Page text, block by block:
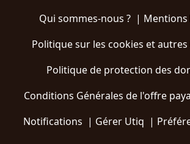
Qui sommes-nous ?| Mentions
Politique sur les cookies et
Politique de protection des
Conditions Générales de l'offre
Notifications | Gérer Utiq |